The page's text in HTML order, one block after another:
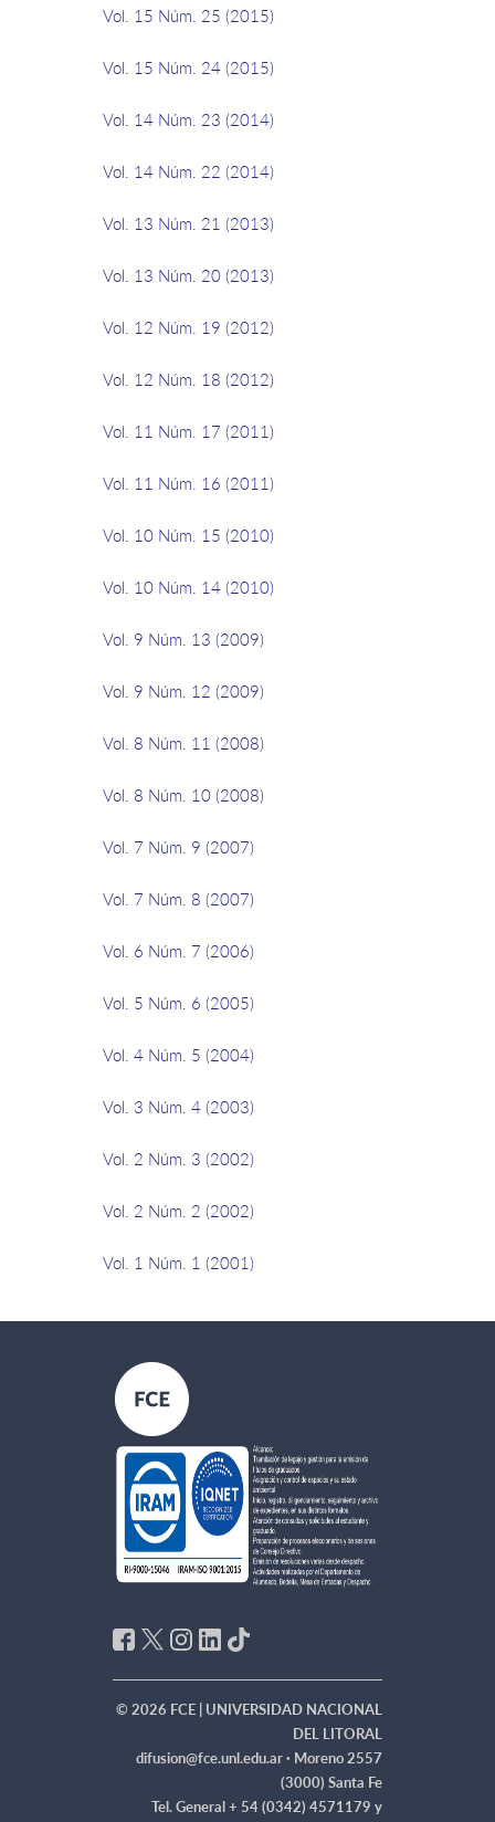
Vol. 15 Núm. 25 (2015)
Vol. 15 Núm. 24 (2015)
Vol. 14 Núm. 23 (2014)
Vol. 14 Núm. 22 (2014)
Vol. 13 Núm. 21 (2013)
Vol. 13 Núm. 20 (2013)
Vol. 12 Núm. 19 (2012)
Vol. 12 Núm. 18 (2012)
Vol. 11 Núm. 17 (2011)
Vol. 11 Núm. 16 (2011)
Vol. 10 Núm. 15 (2010)
Vol. 10 Núm. 14 (2010)
Vol. 9 Núm. 13 (2009)
Vol. 9 Núm. 12 (2009)
Vol. 8 Núm. 11 (2008)
Vol. 8 Núm. 10 (2008)
Vol. 7 Núm. 9 (2007)
Vol. 7 Núm. 8 (2007)
Vol. 6 Núm. 7 (2006)
Vol. 5 Núm. 6 (2005)
Vol. 4 Núm. 5 (2004)
Vol. 3 Núm. 4 (2003)
Vol. 2 Núm. 3 (2002)
Vol. 2 Núm. 2 (2002)
Vol. 1 Núm. 1 (2001)
© 2026 FCE | UNIVERSIDAD NACIONAL
DEL LITORAL
difusion@fce.unl.edu.ar · Moreno 2557
(3000) Santa Fe
Tel. General + 54 (0342) 4571179 y